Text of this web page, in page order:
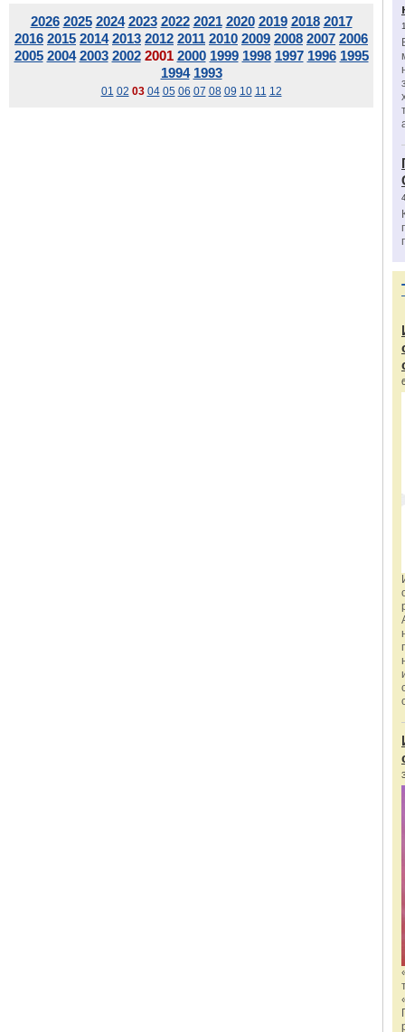
2026 2025 2024 2023 2022 2021 2020 2019 2018 2017
2016 2015 2014 2013 2012 2011 2010 2009 2008 2007 2006
2005 2004 2003 2002 2001 2000 1999 1998 1997 1996 1995
1994 1993
01 02 03 04 05 06 07 08 09 10 11 12